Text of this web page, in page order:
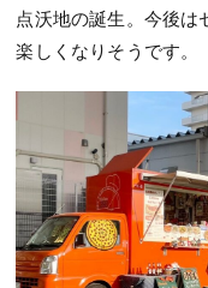
点沃地の誕生。今後は
楽しくなりそうです。